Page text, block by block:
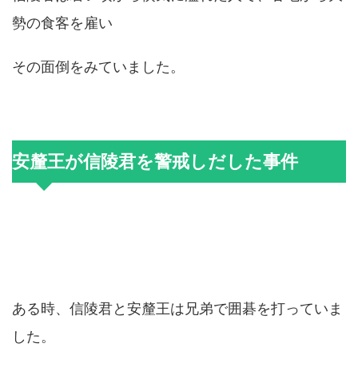
勢の食客を雇い
その面倒をみていました。
安釐王が信陵君を警戒しだした事件
ある時、信陵君と安釐王は兄弟で囲碁を打っていま
した。